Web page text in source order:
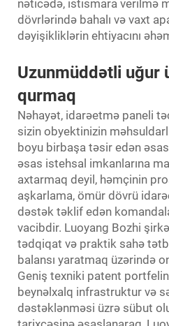
nəticədə, istismara verilmə
dövrlərində bahalı və vaxt
dəyişikliklərin ehtiyacını
Uzunmüddətli uğur
qurmaq
Nəhayət, idarəetmə paneli
sizin obyektinizin
boyu birbaşa təsir edən
əsas istehsal imkanlarına
axtarmaq deyil, həmçinin
aşkarlama, ömür dövrü
dəstək təklif edən
vacibdir. Luoyang Bozhi
tədqiqat və praktik sahə
balansı yaratmaq üzərində
Geniş texniki patent
beynəlxalq infrastruktur və
dəstəklənməsi üzrə sübut